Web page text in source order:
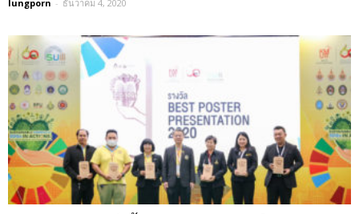
lungporn - ธันวาคม 4, 2020